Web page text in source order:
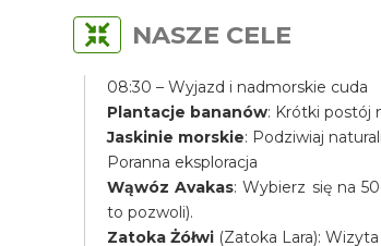
NASZE CELE
08:30 – Wyjazd i nadmorskie cuda
Plantacje bananów: Krótki postój
Jaskinie morskie: Podziwiaj
Poranna eksploracja
Wąwóz Avakas: Wybierz się na
to pozwoli).
Zatoka Żółwi (Zatoka Lara):